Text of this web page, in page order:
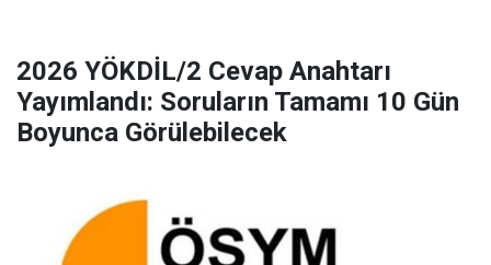
2026 YÖKDİL/2 Cevap Anahtarı
Yayımlandı: Soruların Tamamı 10 Gün
Boyunca Görülebilecek